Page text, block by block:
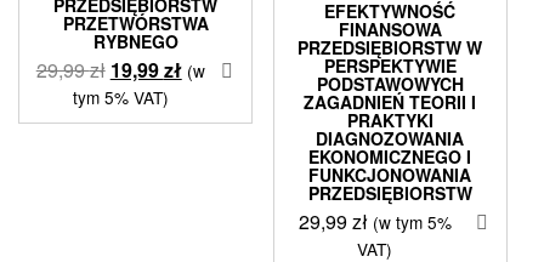
PRZETWÓRSTWA
RYBNEGO
29,99zł Pierwotna
cena
wynosiła:
19,99złAktualna
wynosi:
(w
tym 5% VAT)
EFEKTYWNOŚĆ
FINANSOWA
PRZEDSIĘBIORSTW W
PERSPEKTYWIE
PODSTAWOWYCH
ZAGADNIEŃ TEORII I
PRAKTYKI
DIAGNOZOWANIA
EKONOMICZNEGO I
FUNKCJONOWANIA
PRZEDSIĘBIORSTW
29,99zł (w tym 5%
VAT)